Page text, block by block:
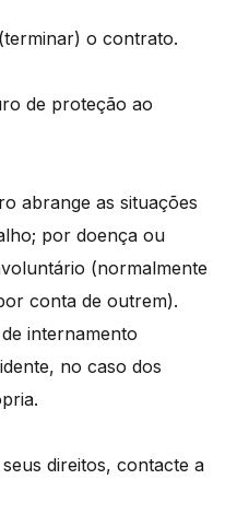
o contrato.
de proteção ao
abrange as situações
por doença ou
(normalmente
conta de outrem).
internamento
no caso dos
direitos, contacte a